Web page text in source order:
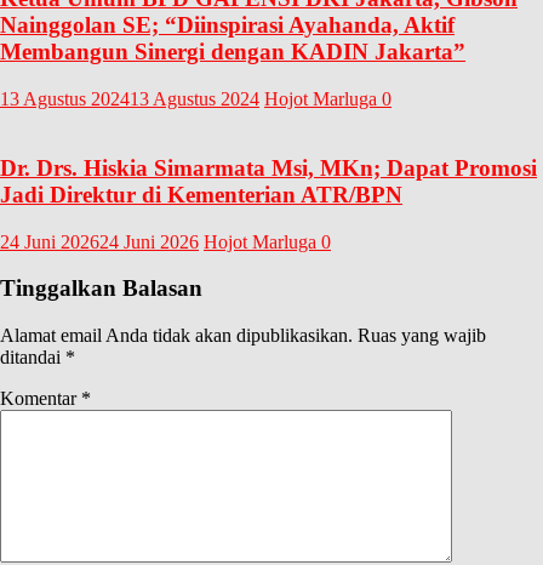
Nainggolan SE; “Diinspirasi Ayahanda, Aktif
Membangun Sinergi dengan KADIN Jakarta”
13 Agustus 202413 Agustus 2024 Hojot Marluga 0
Dr. Drs. Hiskia Simarmata Msi, MKn; Dapat Promosi
Jadi Direktur di Kementerian ATR/BPN
24 Juni 202624 Juni 2026 Hojot Marluga 0
Tinggalkan Balasan
Alamat email Anda tidak akan dipublikasikan. Ruas yang wajib
ditandai *
Komentar *